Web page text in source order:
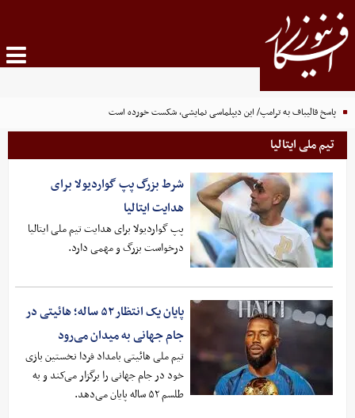
پاسخ قالیباف به ترامپ/ این دیپلماسی نمایشی، شکست خورده است
تیم ملی ایتالیا
شرط بزرگ پپ گواردیولا برای
هدایت ایتالیا
پپ گواردیولا برای هدایت تیم ملی ایتالیا
درخواست بزرگ و مهمی دارد.
پایان یک انتظار ۵۲ ساله؛ هائیتی در
جام جهانی به میدان می‌رود
تیم ملی هائیتی بامداد فردا نخستین بازی
خود در جام جهانی را برگزار می‌کند و به
طلسم ۵۲ ساله پایان می‌دهد.